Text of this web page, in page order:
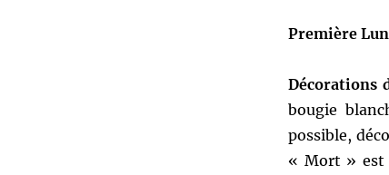
Première
Décorations
bougie
possible,
« Mort » est